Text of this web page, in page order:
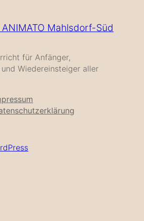
Mahlsdorf-Süd
für Anfänger,
Wiedereinsteiger aller